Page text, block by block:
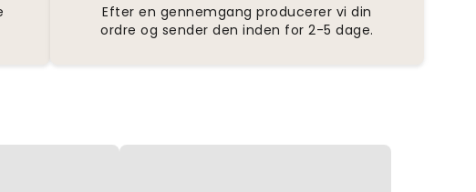
Efter en gennemgang producerer vi din
ordre og sender den inden for 2-5 dage.